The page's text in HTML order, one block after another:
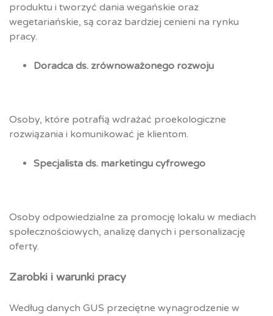
produktu i tworzyć dania wegańskie oraz
wegetariańskie, są coraz bardziej cenieni na rynku
pracy.
Doradca ds. zrównoważonego rozwoju
Osoby, które potrafią wdrażać proekologiczne
rozwiązania i komunikować je klientom.
Specjalista ds. marketingu cyfrowego
Osoby odpowiedzialne za promocję lokalu w mediach
społecznościowych, analizę danych i personalizację
oferty.
Zarobki i warunki pracy
Według danych GUS przeciętne wynagrodzenie w